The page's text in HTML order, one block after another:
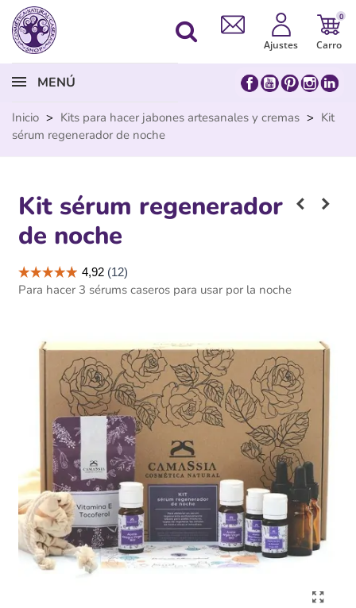
Ajustes
0
Carro
MENÚ
Inicio > Kits para hacer jabones artesanales y cremas > Kit
sérum regenerador de noche
Kit sérum regenerador
de noche
Para hacer 3 sérums caseros para usar por la noche